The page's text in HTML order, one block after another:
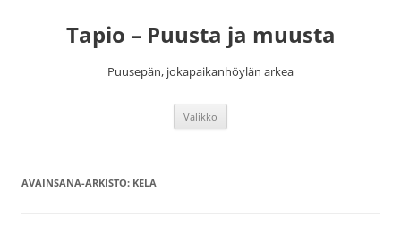
Tapio – Puusta ja muusta
Puusepän, jokapaikanhöylän arkea
Valikko
AVAINSANA-ARKISTO: KELA